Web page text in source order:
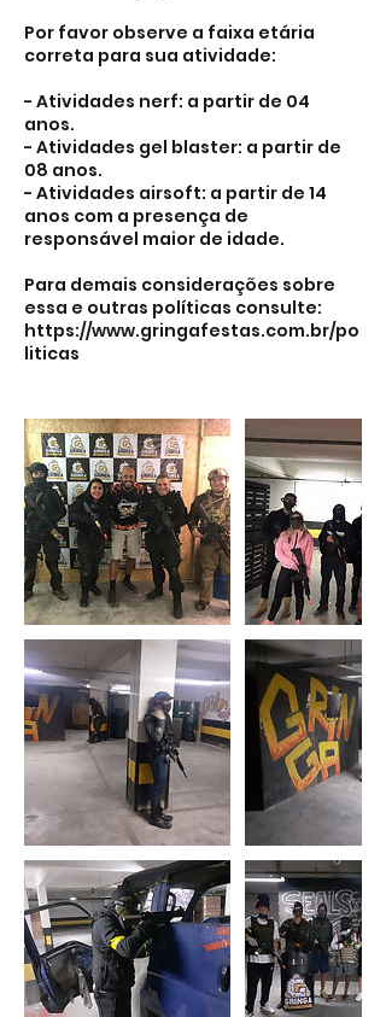
Por favor observe a faixa etária
correta para sua atividade:
- Atividades nerf: a partir de 04
anos.
- Atividades gel blaster: a partir de
08 anos.
- Atividades airsoft: a partir de 14
anos com a presença de
responsável maior de idade.
Para demais considerações sobre
essa e outras políticas consulte:
https://www.gringafestas.com.br/po
liticas